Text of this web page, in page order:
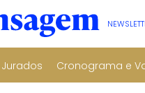
Jurados Cronograma e